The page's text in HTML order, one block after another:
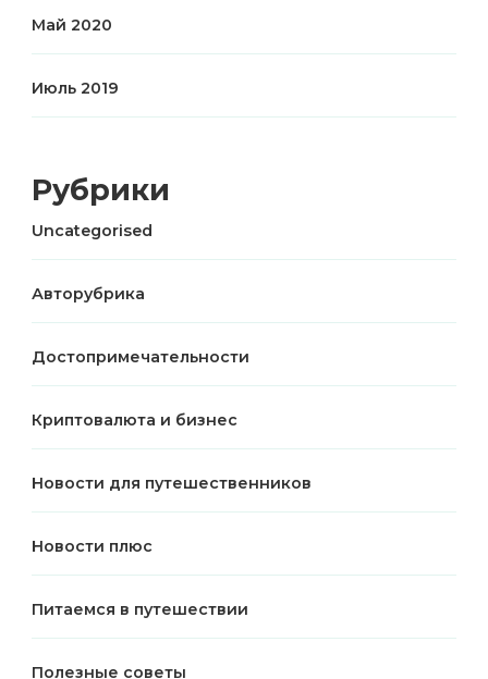
Май 2020
Июль 2019
Рубрики
Uncategorised
Авторубрика
Достопримечательности
Криптовалюта и бизнес
Новости для путешественников
Новости плюс
Питаемся в путешествии
Полезные советы